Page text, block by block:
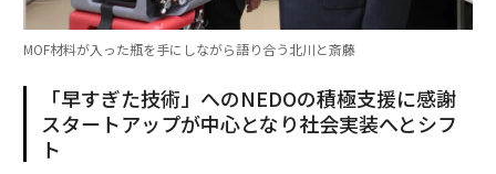
MOF材料が入った瓶を手にしながら語り合う北川と斎藤
「早すぎた技術」へのNEDOの積極支援に感謝
スタートアップが中心となり社会実装へとシフ
ト